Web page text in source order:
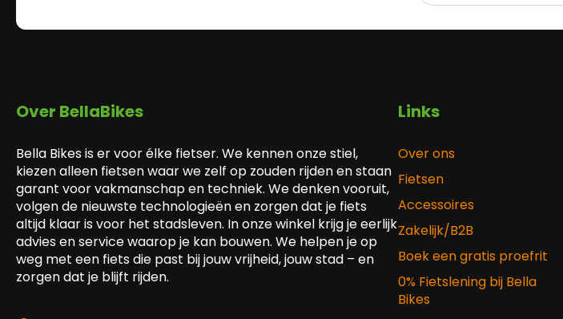
Over BellaBikes
Bella Bikes is er voor élke fietser. We kennen onze stiel,
kiezen alleen fietsen waar we zelf op zouden rijden en staan
garant voor vakmanschap en techniek. We denken vooruit,
volgen de nieuwste technologieën en zorgen dat je fiets
altijd klaar is voor het stadsleven. In onze winkel krijg je eerlijk
advies en service waarop je kan bouwen. We helpen je op
weg met een fiets die past bij jouw vrijheid, jouw stad – en
zorgen dat je blijft rijden.
Links
Over ons
Fietsen
Accessoires
Zakelijk/B2B
Boek een gratis proefrit
0% Fietslening bij Bella
Bikes